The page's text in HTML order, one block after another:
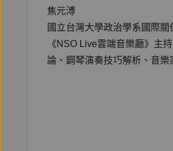
焦元溥
國立台灣大學政治學系國際
《NSO Live雲端音樂廳》主
論、鋼琴演奏技巧解析、音樂